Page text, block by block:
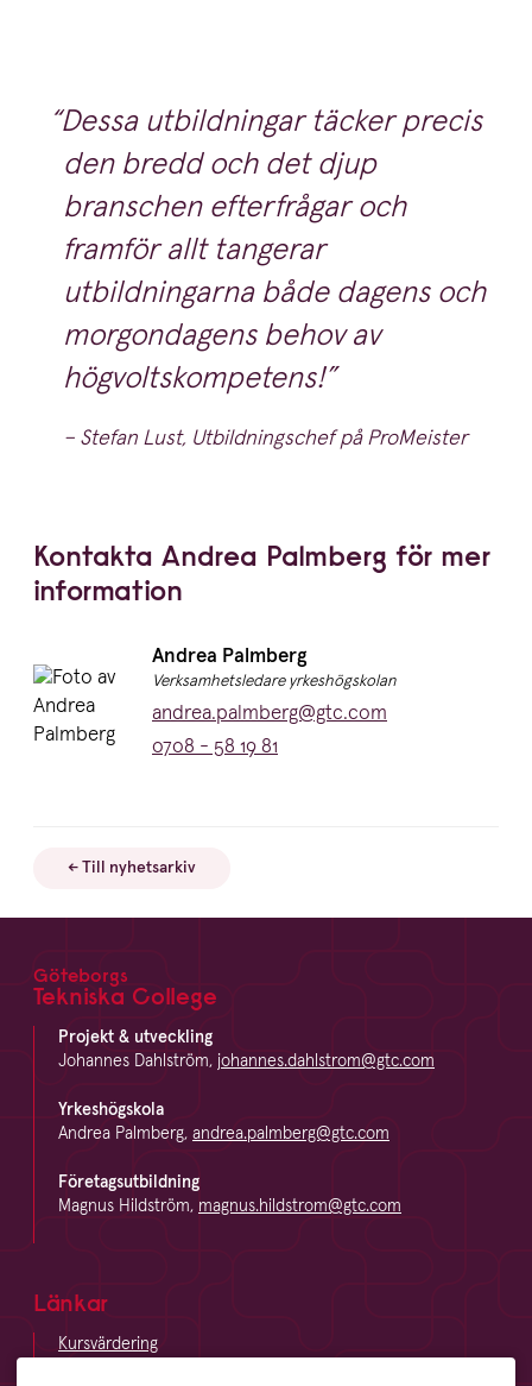
Dessa utbildningar täcker precis
den bredd och det djup
branschen efterfrågar och
framför allt tangerar
utbildningarna både dagens och
morgondagens behov av
högvoltskompetens!
– Stefan Lust, Utbildningschef på ProMeister
Kontakta Andrea Palmberg för mer
information
Namn:
Andrea Palmberg
Titel:
Verksamhetsledare yrkeshögskolan
E-post:
andrea.palmberg@gtc.com
Telefon:
0708 - 58 19 81
← Till nyhetsarkiv
Footer
Göteborgs
Tekniska College
Projekt & utveckling
Johannes Dahlström, johannes.dahlstrom@gtc.com
Yrkeshögskola
Andrea Palmberg, andrea.palmberg@gtc.com
Företagsutbildning
Magnus Hildström, magnus.hildstrom@gtc.com
Länkar
Kursvärdering